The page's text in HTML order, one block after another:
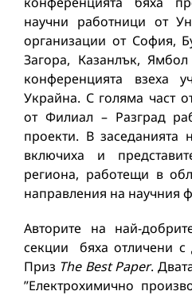
научни работници от
организации от София,
Загора, Казанлък,
конференцията взеха
Украйна. С голяма част
от Филиал – Разград
проекти. В
включиха и
региона, работещи в
направления на научния
Авторите на най-
секции бяха отличени
Приз The Best Paper.
”Електрохимично